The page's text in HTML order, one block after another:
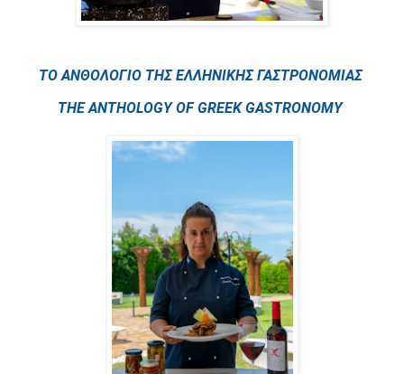
ΤΟ ΑΝΘΟΛΟΓΙΟ ΤΗΣ ΕΛΛΗΝΙΚΗΣ ΓΑΣΤΡΟΝΟΜΙΑΣ
THE ANTHOLOGY OF GREEK GASTRONOMY